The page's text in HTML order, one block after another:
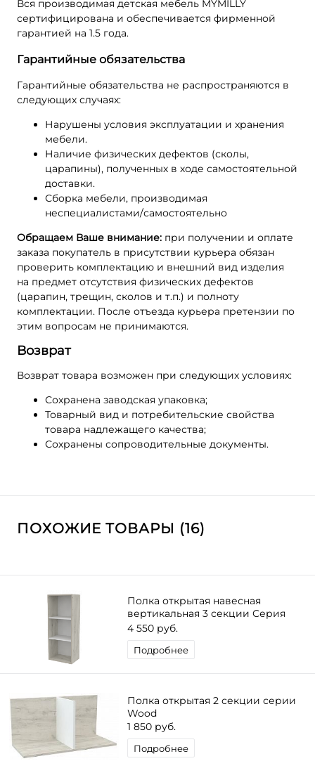
Вся производимая детская мебель MYMILLY
сертифицирована и обеспечивается фирменной
гарантией на 1.5 года.
Гарантийные обязательства
Гарантийные обязательства не распространяются в
следующих случаях:
Нарушены условия эксплуатации и хранения
мебели.
Наличие физических дефектов (сколы,
царапины), полученных в ходе самостоятельной
доставки.
Сборка мебели, производимая
неспециалистами/самостоятельно
Обращаем Ваше внимание: при получении и оплате
заказа покупатель в присутствии курьера обязан
проверить комплектацию и внешний вид изделия
на предмет отсутствия физических дефектов
(царапин, трещин, сколов и т.п.) и полноту
комплектации. После отъезда курьера претензии по
этим вопросам не принимаются.
Возврат
Возврат товара возможен при следующих условиях:
Сохранена заводская упаковка;
Товарный вид и потребительские свойства
товара надлежащего качества;
Сохранены сопроводительные документы.
ПОХОЖИЕ ТОВАРЫ (16)
Полка открытая навесная
вертикальная 3 секции Серия
Wood
4 550 руб.
Подробнее
Полка открытая 2 секции серии
Wood
1 850 руб.
Подробнее